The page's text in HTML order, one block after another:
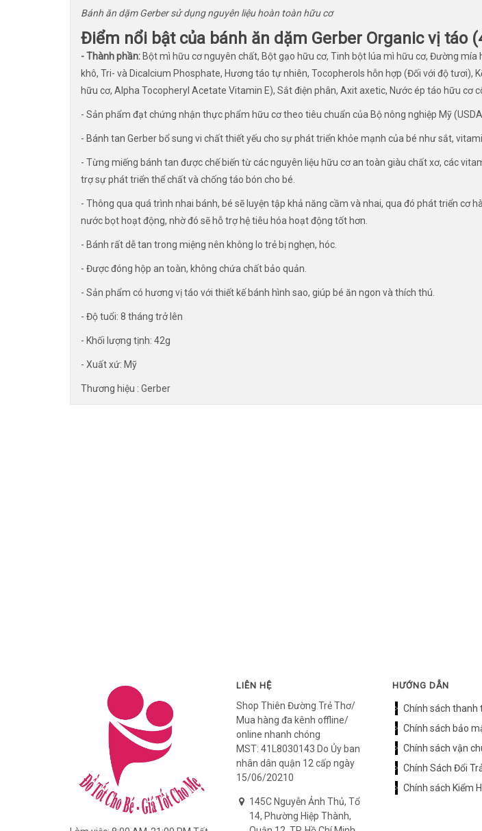
Bánh ăn dặm Gerber sử dụng nguyên liệu hoàn toàn hữu cơ
Điểm nổi bật của bánh ăn dặm Gerber Organic vị táo
- Thành phần: Bột mì hữu cơ nguyên chất, Bột gạo hữu cơ, Tinh bột lúa mì hữu cơ, Đường mía
khô, Tri- và Dicalcium Phosphate, Hương táo tự nhiên, Tocopherols hỗn hợp (Đối với độ tươi),
hữu cơ, Alpha Tocopheryl Acetate Vitamin E), Sắt điện phân, Axit axetic, Nước ép táo hữu cơ
- Sản phẩm đạt chứng nhận thực phẩm hữu cơ theo tiêu chuẩn của Bộ nông nghiệp Mỹ
- Bánh tan Gerber bổ sung vi chất thiết yếu cho sự phát triển khỏe mạnh của bé như sắt,
- Từng miếng bánh tan được chế biến từ các nguyên liệu hữu cơ an toàn giàu chất xơ, các
trợ sự phát triển thể chất và chống táo bón cho bé.
- Thông qua quá trình nhai bánh, bé sẽ luyện tập khả năng cầm và nhai, qua đó phát triển cơ
nước bọt hoạt động, nhờ đó sẽ hỗ trợ hệ tiêu hóa hoạt động tốt hơn.
- Bánh rất dễ tan trong miệng nên không lo trẻ bị nghẹn, hóc.
- Được đóng hộp an toàn, không chứa chất bảo quản.
- Sản phẩm có hương vị táo với thiết kế bánh hình sao, giúp bé ăn ngon và thích thú.
- Độ tuổi: 8 tháng trở lên
- Khối lượng tịnh: 42g
- Xuất xứ: Mỹ
Thương hiệu : Gerber
LIÊN HỆ
Shop Thiên Đường Trẻ Thơ/
Mua hàng đa kênh offline/
online nhanh chóng
MST: 41L8030143 Do Ủy ban
nhân dân quận 12 cấp ngày
15/06/20210
145C Nguyễn Ảnh Thủ, Tổ
14, Phường Hiệp Thành,
HƯỚNG DẪN
Chính sách thanh
Chính sách bảo
Chính sách vận
Chính Sách Đổi
Chính sách Kiểm